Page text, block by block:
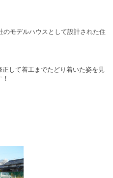
モデルハウスとして設計された住
して着工までたどり着いた姿を見